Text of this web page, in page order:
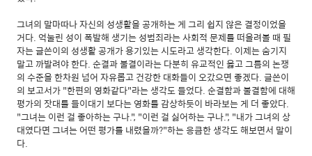
그녀의 말마따나 자신의 성생활을 공개하는 게 그리 쉽지 않은 결정이었을
거다. 억눌린 성이 폭발해 생기는 성범죄라는 사회적 문제를 떠올려볼 때 필
자는 글쓴이의 성생활 공개가 용기있는 시도라고 생각한다. 이제는 숨기지
말고 까발려야 한다. 순결과 불결이라는 다분히 유교적인 옳고 그름의 논쟁
의 수준을 한차원 넘어 자유롭고 건강한 대화들이 오갔으면 좋겠다. 글쓴이
의 보고서가 "한편의 영화같다"라는 생각도 들었다. 순결함과 불결함에 대해
평가의 잣대를 들이대기 보다는 영화를 감상하듯이 바라보는 게 더 좋았다.
"그녀는 이런 걸 좋아하는 구나.", "이런 걸 싫어하는 구나.", "내가 그녀의 상
대였다면 그녀는 어떤 평가를 내렸을까?"하는 응큼한 생각도 해보면서 말이
다.